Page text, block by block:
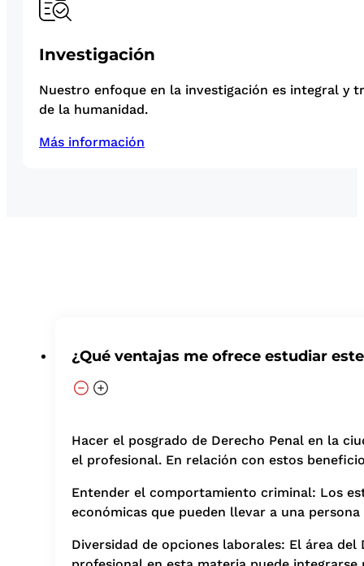
Investigación
Nuestro enfoque en la investigación es integral y
de la humanidad.
Más información
¿Qué ventajas me ofrece estudiar
Hacer el posgrado de Derecho Penal en la
el profesional. En relación con estos
Entender el comportamiento criminal: Los
económicas que pueden llevar a una
Diversidad de opciones laborales: El área